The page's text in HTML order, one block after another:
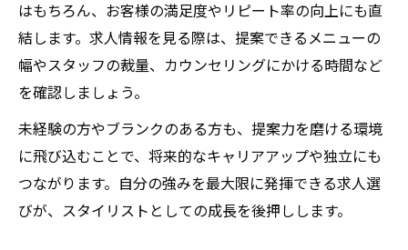
はもちろん、お客様の満足度やリピート率の向上にも直
結します。求人情報を見る際は、提案できるメニューの
幅やスタッフの裁量、カウンセリングにかける時間など
を確認しましょう。
未経験の方やブランクのある方も、提案力を磨ける環境
に飛び込むことで、将来的なキャリアアップや独立にも
つながります。自分の強みを最大限に発揮できる求人選
びが、スタイリストとしての成長を後押しします。